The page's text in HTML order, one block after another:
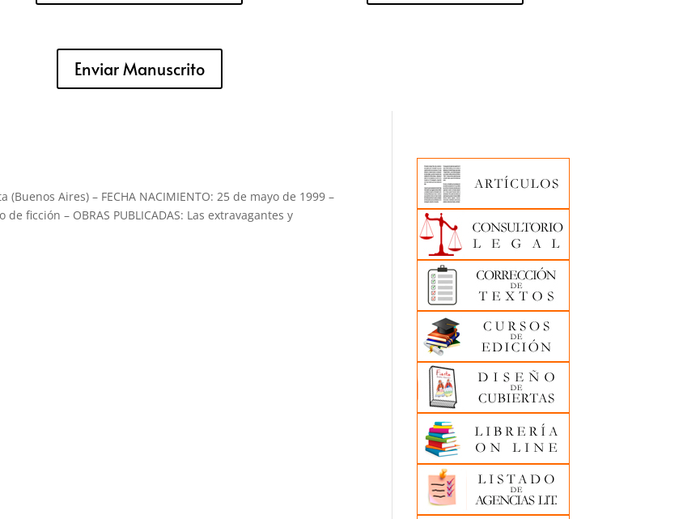
Enviar Manuscrito
(Buenos Aires) – FECHA NACIMIENTO: 25 de mayo de 1999 –
de ficción – OBRAS PUBLICADAS: Las extravagantes y